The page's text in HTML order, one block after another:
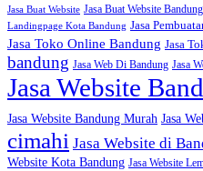
Jasa Buat Website Jasa Buat Website Bandung
Landingpage Kota Bandung Jasa
Jasa Toko Online Bandung Jasa
bandung Jasa Web Di Bandung Jasa
Jasa Website
Jasa Website Bandung Murah Jasa
cimahi Jasa Website di
Website Kota Bandung Jasa Website